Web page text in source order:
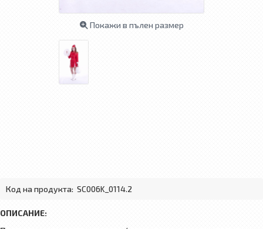
Покажи в пълен размер
Код на продукта: SC006K_0114.2
ОПИСАНИЕ: